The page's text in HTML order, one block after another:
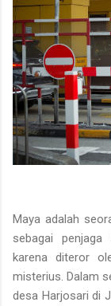
Maya adalah
sebagai
karena diteror
misterius. Dalam
desa Harjosari di